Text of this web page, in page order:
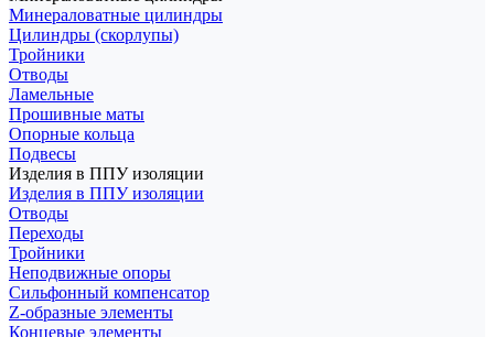
Минераловатные цилиндры
Цилиндры (скорлупы)
Тройники
Отводы
Ламельные
Прошивные маты
Опорные кольца
Подвесы
Изделия в ППУ изоляции
Изделия в ППУ изоляции
Отводы
Переходы
Тройники
Неподвижные опоры
Cильфонный компенсатор
Z-образные элементы
Концевые элементы